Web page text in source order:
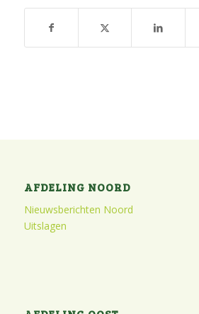
AFDELING NOORD
Nieuwsberichten Noord
Uitslagen